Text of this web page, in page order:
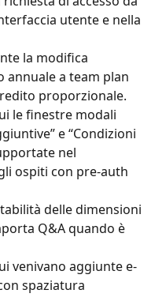
utente e nella
la modifica
annuale a team plan
proporzionale.
le finestre modali
e “Condizioni
nel
ospiti con pre-auth
delle dimensioni
Q&A quando è
venivano aggiunte e-
spaziatura